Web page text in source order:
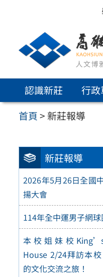
內
認識新莊 行
首頁> 新莊報導
新莊報導
2026年5月26日全國
揚大會
114年全中運男子網
本校姐妹校
House 2/24拜訪本
的文化交流之旅！